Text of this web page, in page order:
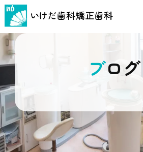
ブログ
TOP ブログ 矯正咬合セミナー1